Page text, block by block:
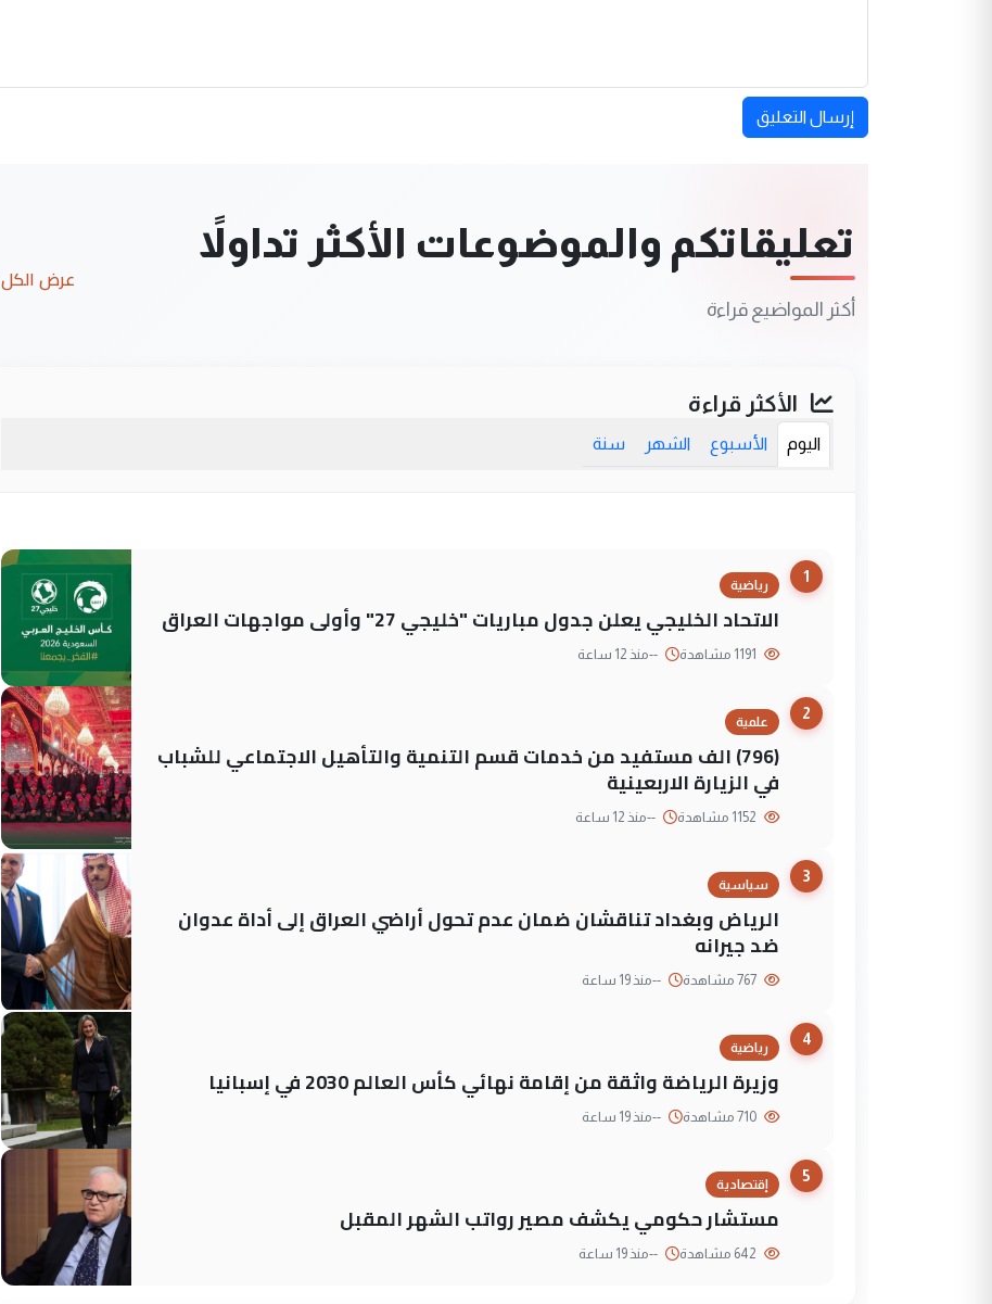
إرسال التعليق
تعليقاتكم والموضوعات الأكثر تداولاً
أكثر المواضيع قراءة
عرض الكل
الأكثر قراءة
اليوم الأسبوع الشهر سنة
1
رياضية
الاتحاد الخليجي يعلن جدول مباريات "خليجي 27" وأولى مواجهات العراق
--منذ 12 ساعة
2
علمية
(796) الف مستفيد من خدمات قسم التنمية والتأهيل الاجتماعي للشباب
في الزيارة الاربعينية
--منذ 12 ساعة
3
سياسية
الرياض وبغداد تناقشان ضمان عدم تحول أراضي العراق إلى أداة عدوان
ضد جيرانه
--منذ 19 ساعة
4
رياضية
وزيرة الرياضة واثقة من إقامة نهائي كأس العالم 2030 في إسبانيا
--منذ 19 ساعة
5
إقتصادية
مستشار حكومي يكشف مصير رواتب الشهر المقبل
--منذ 19 ساعة